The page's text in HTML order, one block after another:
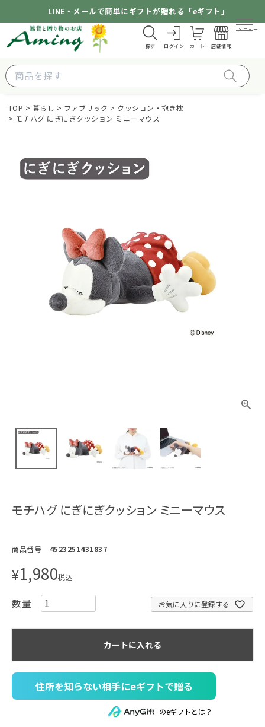
LINE・メールで簡単にギフトが贈れる「eギフト」
探す ログイン カート 店舗情報
メニュー
TOP 暮らし ファブリック
クッション・抱き枕
モチハグ にぎにぎクッション ミニーマウス
モチハグ にぎにぎクッション ミニーマウス
商品番号 4523251431837
¥1,980税込
お気に入りに登録する
カートに入れる
住所を知らない相手にeギフトで贈る
のeギフトとは？